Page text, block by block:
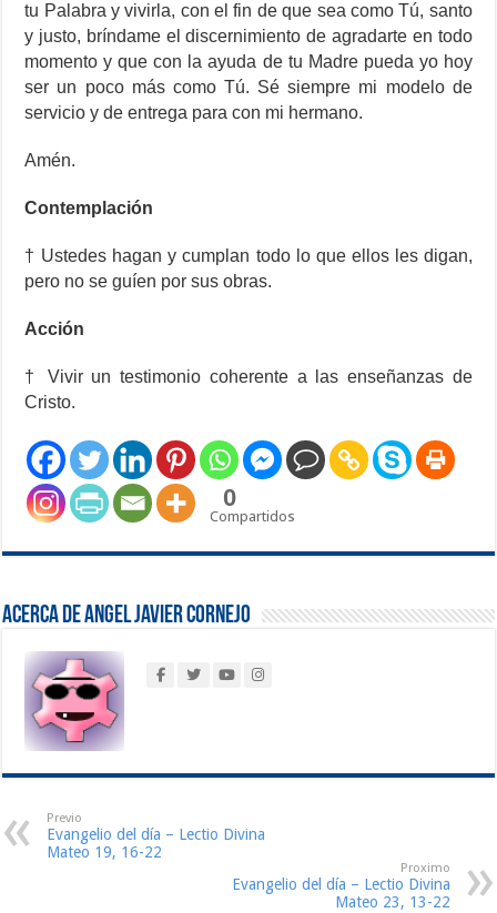
tu Palabra y vivirla, con el fin de que sea como Tú, santo
y justo, bríndame el discernimiento de agradarte en todo
momento y que con la ayuda de tu Madre pueda yo hoy
ser un poco más como Tú. Sé siempre mi modelo de
servicio y de entrega para con mi hermano.
Amén.
Contemplación
† Ustedes hagan y cumplan todo lo que ellos les digan,
pero no se guíen por sus obras.
Acción
† Vivir un testimonio coherente a las enseñanzas de
Cristo.
0
Compartidos
Acerca de Angel Javier Cornejo
Previo
Evangelio del día – Lectio Divina
Mateo 19, 16-22
Proximo
Evangelio del día – Lectio Divina
Mateo 23, 13-22